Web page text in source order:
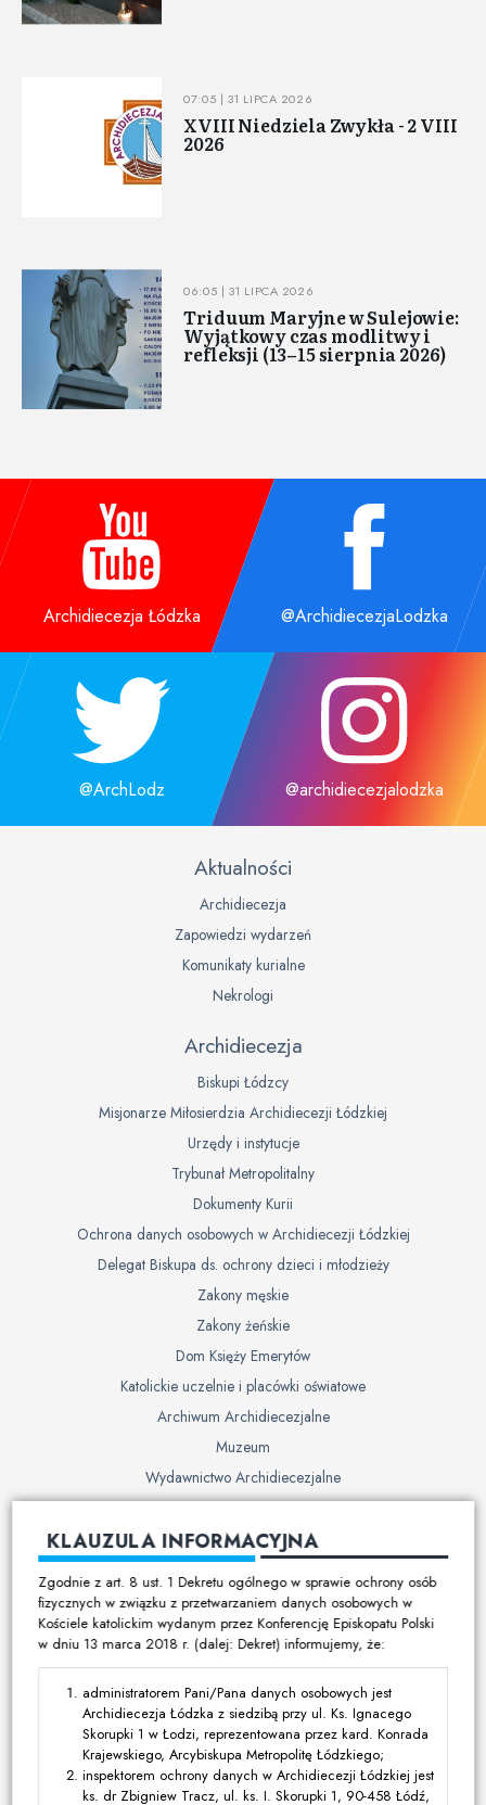
07:05 | 31 LIPCA 2026
XVIII Niedziela Zwykła - 2 VIII
2026
06:05 | 31 LIPCA 2026
Triduum Maryjne w Sulejowie:
Wyjątkowy czas modlitwy i
refleksji (13–15 sierpnia 2026)
Archidiecezja Łódzka @ArchidiecezjaLodzka
@ArchLodz @archidiecezjalodzka
Aktualności
Archidiecezja
Zapowiedzi wydarzeń
Komunikaty kurialne
Nekrologi
Archidiecezja
Biskupi Łódzcy
Misjonarze Miłosierdzia Archidiecezji Łódzkiej
Urzędy i instytucje
Trybunał Metropolitalny
Dokumenty Kurii
Ochrona danych osobowych w Archidiecezji Łódzkiej
Delegat Biskupa ds. ochrony dzieci i młodzieży
Zakony męskie
Zakony żeńskie
Dom Księży Emerytów
Katolickie uczelnie i placówki oświatowe
Archiwum Archidiecezjalne
Muzeum
Wydawnictwo Archidiecezjalne
Cmentarze
Duszpasterstwo
Program duszpasterski
Kalendarz pracy duszpasterskiej
Duszpasterstwo specjalistyczne
Ruchy i stowarzyszenia
Multimedia
Filmy
KLAUZULA INFORMACYJNA
Zgodnie z art. 8 ust. 1 Dekretu ogólnego w sprawie ochrony osób
fizycznych w związku z przetwarzaniem danych osobowych w
Kościele katolickim wydanym przez Konferencję Episkopatu Polski
w dniu 13 marca 2018 r. (dalej: Dekret) informujemy, że:
administratorem Pani/Pana danych osobowych jest
Archidiecezja Łódzka z siedzibą przy ul. Ks. Ignacego
Skorupki 1 w Łodzi, reprezentowana przez kard. Konrada
Krajewskiego, Arcybiskupa Metropolitę Łódzkiego;
inspektorem ochrony danych w Archidiecezji Łódzkiej jest
ks. dr Zbigniew Tracz, ul. ks. I. Skorupki 1, 90-458 Łódź,